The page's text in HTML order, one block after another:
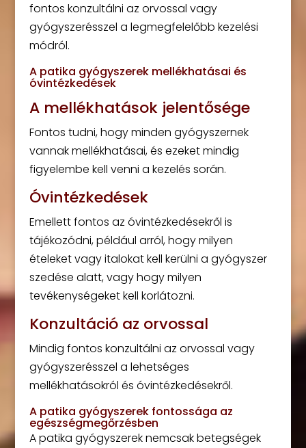
fontos konzultálni az orvossal vagy
gyógyszerésszel a legmegfelelőbb kezelési
módról.
A patika gyógyszerek mellékhatásai és
óvintézkedések
A mellékhatások jelentősége
Fontos tudni, hogy minden gyógyszernek
vannak mellékhatásai, és ezeket mindig
figyelembe kell venni a kezelés során.
Óvintézkedések
Emellett fontos az óvintézkedésekről is
tájékozódni, például arról, hogy milyen
ételeket vagy italokat kell kerülni a gyógyszer
szedése alatt, vagy hogy milyen
tevékenységeket kell korlátozni.
Konzultáció az orvossal
Mindig fontos konzultálni az orvossal vagy
gyógyszerésszel a lehetséges
mellékhatásokról és óvintézkedésekről.
A patika gyógyszerek fontossága az
egészségmegőrzésben
A patika gyógyszerek nemcsak betegségek